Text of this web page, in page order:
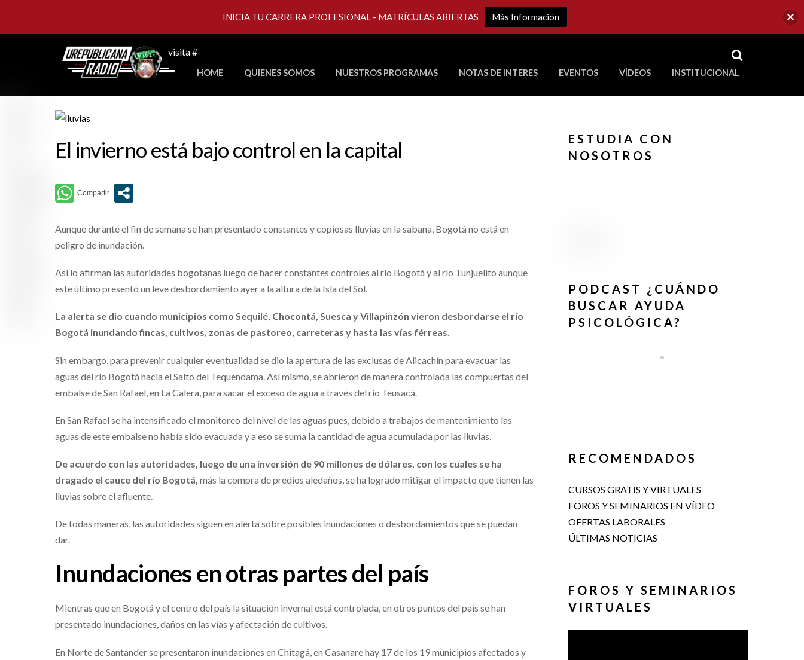
visita # RSS
HOME QUIENES SOMOS NUESTROS PROGRAMAS NOTAS DE INTERES EVENTOS VÍDEOS INSTITUCIONAL
El invierno está bajo control en la capital
Aunque durante el fin de semana se han presentado constantes y copiosas lluvias en la sabana, Bogotá no está en
peligro de inundación.
Así lo afirman las autoridades bogotanas luego de hacer constantes controles al río Bogotá y al río Tunjuelito aunque
este último presentó un leve desbordamiento ayer a la altura de la Isla del Sol.
La alerta se dio cuando municipios como Sequilé, Chocontá, Suesca y Villapinzón vieron desbordarse el río
Bogotá inundando fincas, cultivos, zonas de pastoreo, carreteras y hasta las vías férreas.
Sin embargo, para prevenir cualquier eventualidad se dio la apertura de las exclusas de Alicachín para evacuar las
aguas del río Bogotá hacia el Salto del Tequendama. Así mismo, se abrieron de manera controlada las compuertas del
embalse de San Rafael, en La Calera, para sacar el exceso de agua a través del río Teusacá.
En San Rafael se ha intensificado el monitoreo del nivel de las aguas pues, debido a trabajos de mantenimiento las
aguas de este embalse no había sido evacuada y a eso se suma la cantidad de agua acumulada por las lluvias.
De acuerdo con las autoridades, luego de una inversión de 90 millones de dólares, con los cuales se ha
dragado el cauce del río Bogotá, más la compra de predios aledaños, se ha logrado mitigar el impacto que tienen las
lluvias sobre el afluente.
De todas maneras, las autoridades siguen en alerta sobre posibles inundaciones o desbordamientos que se puedan
dar.
Inundaciones en otras partes del país
Mientras que en Bogotá y el centro del país la situación invernal está controlada, en otros puntos del país se han
presentado inundaciones, daños en las vías y afectación de cultivos.
En Norte de Santander se presentaron inundaciones en Chitagá, en Casanare hay 17 de los 19 municipios afectados y
ESTUDIA CON
NOSOTROS
PODCAST ¿CUÁNDO
BUSCAR AYUDA
PSICOLÓGICA?
RECOMENDADOS
CURSOS GRATIS Y VIRTUALES
FOROS Y SEMINARIOS EN VÍDEO
OFERTAS LABORALES
ÚLTIMAS NOTICIAS
FOROS Y SEMINARIOS
VIRTUALES
INICIA TU CARRERA PROFESIONAL - MATRÍCULAS ABIERTAS Más Información